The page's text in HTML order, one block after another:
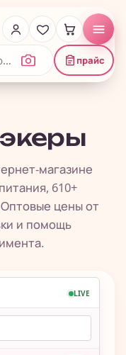
прайс
магазине
610+
цены от
и помощь
LIVE